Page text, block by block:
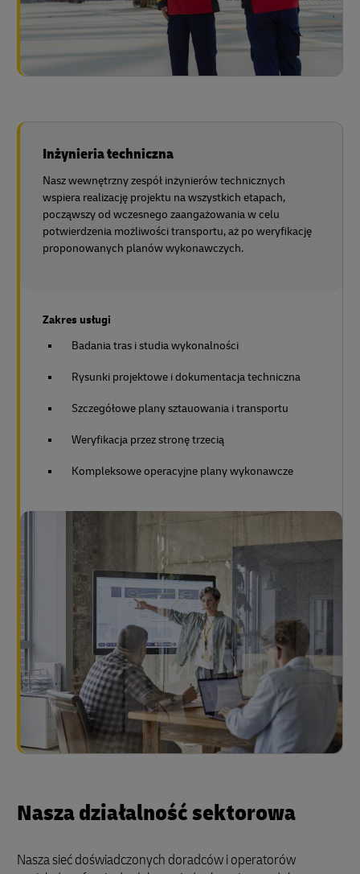
Inżynieria techniczna
Nasz wewnętrzny zespół inżynierów technicznych
wspiera realizację projektu na wszystkich etapach,
począwszy od wczesnego zaangażowania w celu
potwierdzenia możliwości transportu, aż po weryfikację
proponowanych planów wykonawczych.
Zakres usługi
Badania tras i studia wykonalności
Rysunki projektowe i dokumentacja techniczna
Szczegółowe plany sztauowania i transportu
Weryfikacja przez stronę trzecią
Kompleksowe operacyjne plany wykonawcze
Nasza działalność sektorowa
Nasza sieć doświadczonych doradców i operatorów